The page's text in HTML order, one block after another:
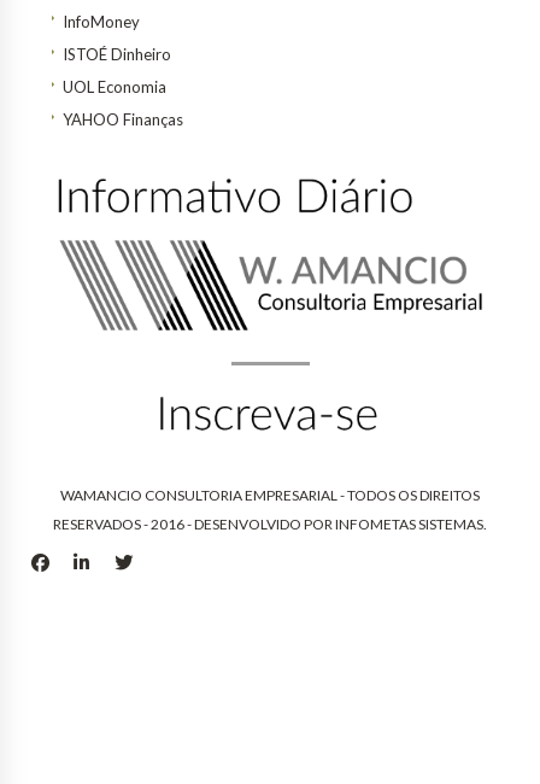
InfoMoney
ISTOÉ Dinheiro
UOL Economia
YAHOO Finanças
WAMANCIO CONSULTORIA EMPRESARIAL - TODOS OS DIREITOS
RESERVADOS - 2016 - DESENVOLVIDO POR INFOMETAS SISTEMAS